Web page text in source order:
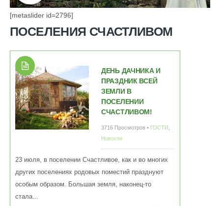
[metaslider id=2796]
ПОСЕЛЕНИЯ СЧАСТЛИВОМ
ДЕНЬ ДАЧНИКА И
ПРАЗДНИК ВСЕЙ
ЗЕМЛИ В
ПОСЕЛЕНИИ
СЧАСТЛИВОМ!
3716 Просмотров • ГОСТИ
Новости
23 июля, в поселении Счастливое, как и во многих
других поселениях родовых поместий празднуют
особым образом. Большая земля, наконец-то
стала...